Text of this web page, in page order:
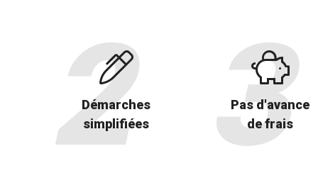
Démarches
simplifiées
Pas d'avance
de frais